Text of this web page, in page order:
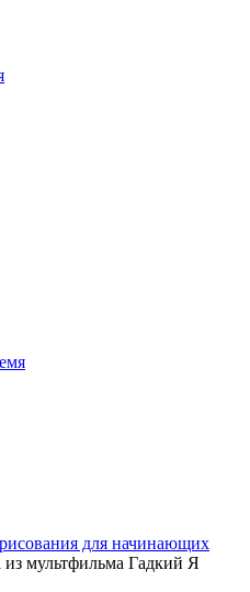
для начинающих
мультфильма Гадкий Я